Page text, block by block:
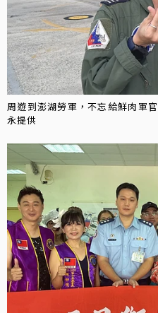
周遊到澎湖勞軍，不忘給鮮肉軍
永提供